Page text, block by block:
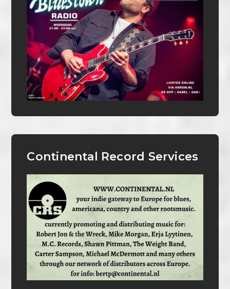
Continental Record Services